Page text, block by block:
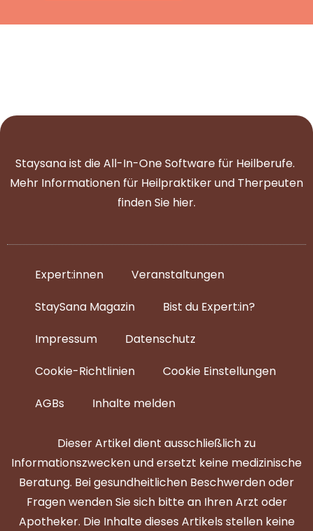
Staysana ist die All-In-One Software für Heilberufe.
Mehr Informationen für Heilpraktiker und Therpeuten
finden Sie hier.
Expert:innen
Veranstaltungen
StaySana Magazin​
Bist du Expert:in?
Impressum
Datenschutz
Cookie-Richtlinien
Cookie Einstellungen
AGBs
Inhalte melden
Dieser Artikel dient ausschließlich zu
Informationszwecken und ersetzt keine medizinische
Beratung. Bei gesundheitlichen Beschwerden oder
Fragen wenden Sie sich bitte an Ihren Arzt oder
Apotheker. Die Inhalte dieses Artikels stellen keine